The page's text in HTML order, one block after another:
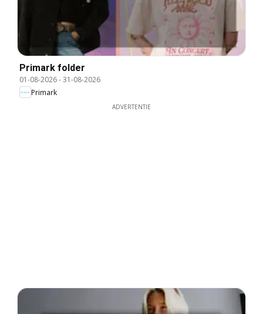
Primark folder
01-08-2026-31-08-2026
Primark
ADVERTENTIE